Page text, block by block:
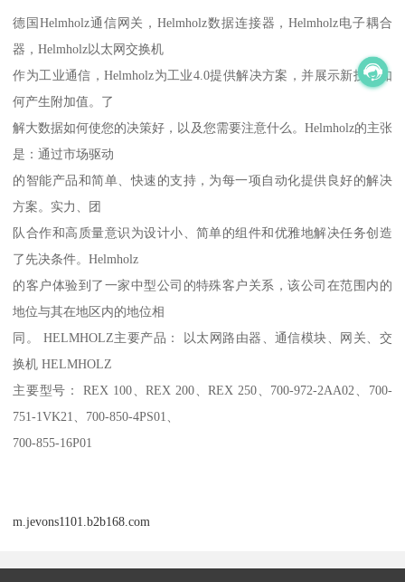
德国Helmholz通信网关，Helmholz数据连接器，Helmholz电子耦合
器，Helmholz以太网交换机
作为工业通信，Helmholz为工业4.0提供解决方案，并展示新技术如
何产生附加值。了
解大数据如何使您的决策好，以及您需要注意什么。Helmholz的主张
是：通过市场驱动
的智能产品和简单、快速的支持，为每一项自动化提供良好的解决
方案。实力、团
队合作和高质量意识为设计小、简单的组件和优雅地解决任务创造
了先决条件。Helmholz
的客户体验到了一家中型公司的特殊客户关系，该公司在范围内的
地位与其在地区内的地位相
同。 HELMHOLZ主要产品： 以太网路由器、通信模块、网关、交
换机 HELMHOLZ
主要型号： REX 100、REX 200、REX 250、700-972-2AA02、700-
751-1VK21、700-850-4PS01、
700-855-16P01
m.jevons1101.b2b168.com